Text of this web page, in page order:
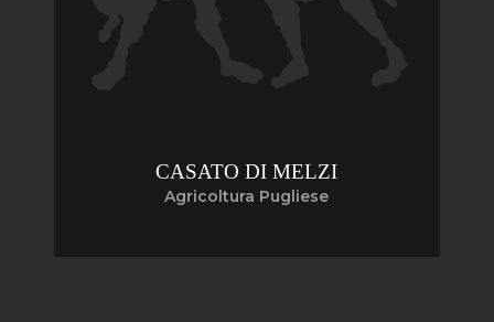
CASATO DI MELZI
Agricoltura Pugliese